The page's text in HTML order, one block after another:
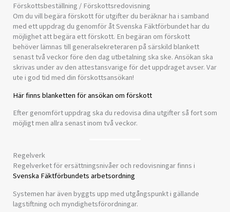
Förskottsbeställning / Förskottsredovisning
Om du vill begära förskott för utgifter du beräknar ha i samband
med ett uppdrag du genomför åt Svenska Fäktförbundet har du
möjlighet att begära ett förskott. En begäran om förskott
behöver lämnas till generalsekreteraren på särskild blankett
senast två veckor före den dag utbetalning ska ske. Ansökan ska
skrivas under av den attestansvarige för det uppdraget avser. Var
ute i god tid med din förskottsansökan!
Här finns blanketten för ansökan om förskott
Efter genomfört uppdrag ska du redovisa dina utgifter så fort som
möjligt men allra senast inom två veckor.
Regelverk
Regelverket för ersättningsnivåer och redovisningar finns i
Svenska Fäktförbundets arbetsordning
Systemen har även byggts upp med utgångspunkt i gällande
lagstiftning och myndighetsförordningar.